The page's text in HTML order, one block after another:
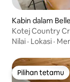
Kabin dalam
Kotej Country
Panas
Nilai · Lokasi ·
Pilihan tetamu
Pilihan tetamu